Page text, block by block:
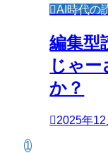
AI時代の
編集型
じゃ
か？
2025年12
1